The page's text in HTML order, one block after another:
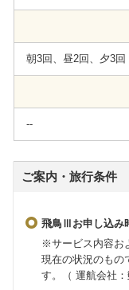
朝3回、昼2回、夕3回
--
ご案内・旅行条件
飛鳥Ⅲお申し込み
※サービス内容お
現在の状況のもの
す。（ 運航会社：